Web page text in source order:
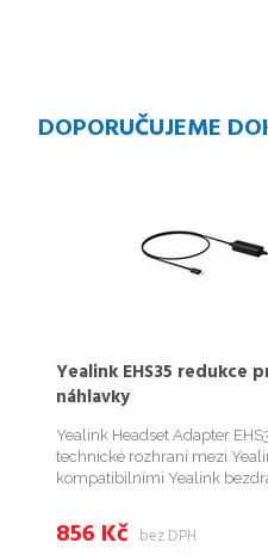
DOPORUČUJEME
Yealink EHS35 redukce
náhlavky
Yealink Headset Adapter
technické rozhraní mezi
kompatibilními Yealink
se snadno instaluje, stačí
náhlavní soupravy RJ9 na
856 Kč bez DPH